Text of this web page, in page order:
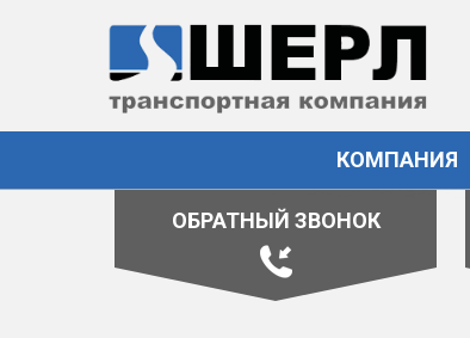
КОМПАНИЯ
ОБРАТНЫЙ ЗВОНОК